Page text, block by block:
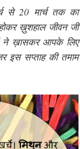
से 20 मार्च तक का
ख़ुशहाल जीवन जी
ने ख़ासकर आपके लिए
इस सप्ताह की तमाम